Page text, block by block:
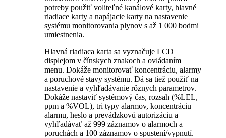
potreby použiť voliteľné kanálové karty, hlavné
riadiace karty a napájacie karty na nastavenie
systému monitorovania plynov s až 1 000 bodmi
umiestnenia.
Hlavná riadiaca karta sa vyznačuje LCD
displejom v čínskych znakoch a ovládaním
menu. Dokáže monitorovať koncentráciu, alarmy
a poruchové stavy systému. Dá sa tiež použiť na
nastavenie a vyhľadávanie rôznych parametrov.
Dokáže nastaviť systémový čas, rozsah (%LEL,
ppm a %VOL), tri typy alarmov, koncentráciu
alarmu, heslo a prevádzkovú autorizáciu a
vyhľadávať až 999 záznamov o alarmoch a
poruchách a 100 záznamov o spustení/vypnutí.